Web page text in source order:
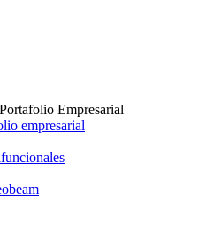
Portafolio Empresarial
empresarial